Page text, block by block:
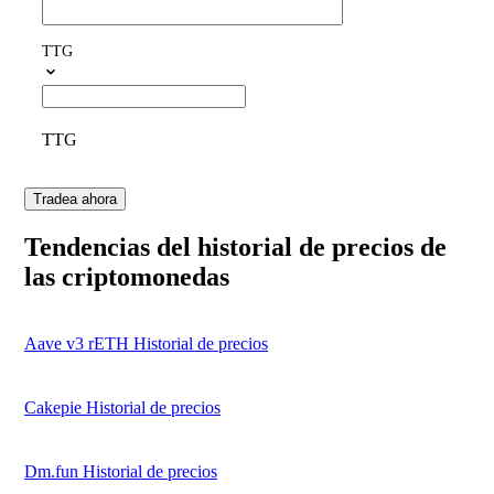
TTG
TTG
Tradea ahora
Tendencias del historial de precios de
las criptomonedas
Aave v3 rETH Historial de precios
Cakepie Historial de precios
Dm.fun Historial de precios